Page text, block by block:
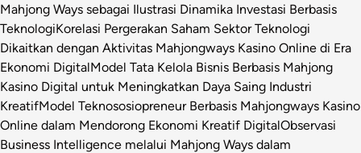
Mahjong Ways sebagai Ilustrasi Dinamika Investasi Berbasis
TeknologiKorelasi Pergerakan Saham Sektor Teknologi
Dikaitkan dengan Aktivitas Mahjongways Kasino Online di Era
Ekonomi DigitalModel Tata Kelola Bisnis Berbasis Mahjong
Kasino Digital untuk Meningkatkan Daya Saing Industri
KreatifModel Teknososiopreneur Berbasis Mahjongways Kasino
Online dalam Mendorong Ekonomi Kreatif DigitalObservasi
Business Intelligence melalui Mahjong Ways dalam